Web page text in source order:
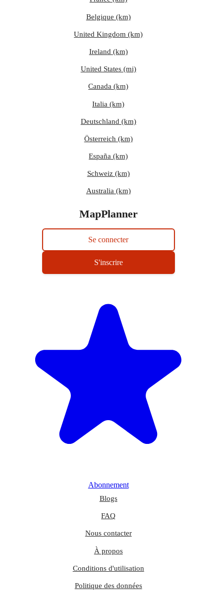
Belgique (km)
United Kingdom (km)
Ireland (km)
United States (mi)
Canada (km)
Italia (km)
Deutschland (km)
Österreich (km)
España (km)
Schweiz (km)
Australia (km)
MapPlanner
Se connecter
S'inscrire
Abonnement
Blogs
FAQ
Nous contacter
À propos
Conditions d'utilisation
Politique des données